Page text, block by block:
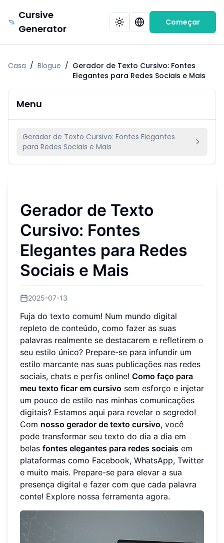
Cursive
Generator
Começar
Casa / Blogue / Gerador de Texto Cursivo: Fontes
Elegantes para Redes Sociais e Mais
Menu
Gerador de Texto Cursivo: Fontes Elegantes
para Redes Sociais e Mais
Gerador de Texto
Cursivo: Fontes
Elegantes para Redes
Sociais e Mais
2025-07-13
Fuja do texto comum! Num mundo digital
repleto de conteúdo, como fazer as suas
palavras realmente se destacarem e refletirem o
seu estilo único? Prepare-se para infundir um
estilo marcante nas suas publicações nas redes
sociais, chats e perfis online! Como faço para
meu texto ficar em cursivo sem esforço e injetar
um pouco de estilo nas minhas comunicações
digitais? Estamos aqui para revelar o segredo!
Com nosso gerador de texto cursivo, você
pode transformar seu texto do dia a dia em
belas fontes elegantes para redes sociais em
plataformas como Facebook, WhatsApp, Twitter
e muito mais. Prepare-se para elevar a sua
presença digital e fazer com que cada palavra
conte! Explore nossa ferramenta agora.